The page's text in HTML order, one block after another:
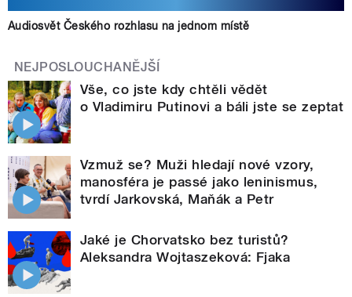
Audiosvět Českého rozhlasu na jednom místě
NEJPOSLOUCHANĚJŠÍ
Vše, co jste kdy chtěli vědět
o Vladimiru Putinovi a báli jste se zeptat
Vzmuž se? Muži hledají nové vzory,
manosféra je passé jako leninismus,
tvrdí Jarkovská, Maňák a Petr
Jaké je Chorvatsko bez turistů?
Aleksandra Wojtaszeková: Fjaka